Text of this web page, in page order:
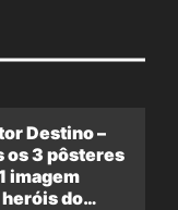
Destino –
os 3 pôsteres
imagem
do